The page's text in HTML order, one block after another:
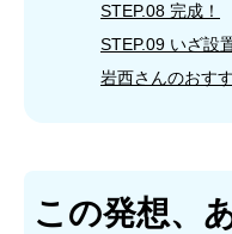
STEP.08 完成！
STEP.09 いざ設
岩西さんのおす
この発想、